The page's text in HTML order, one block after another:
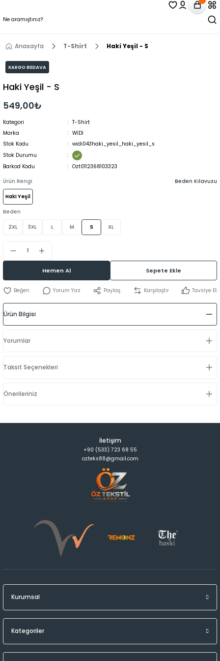
Anasayfa T-Shirt Haki Yeşil - S
KARGO BEDAVA
Haki Yeşil - S
549,00₺
Kategori
T-Shirt
Marka
WİDİ
Stok Kodu
widi043haki_yesil_haki_yesil_s
Stok Durumu
Barkod Kodu
Ozt0112368103323
Ürün Rengi
Haki Yeşil
Beden
2XL 3XL L M S XL
Beden Kılavuzu
Hemen Al Sepete Ekle
Yorum Yaz Paylaş Karşılaştır Tavsiye Et
Ürün Bilgisi
Yorumlar
Taksit Seçenekleri
Önerileriniz
İletişim
+90 (533) 723 68 55
ozteks88@gmail.com
Kurumsal
Kategoriler